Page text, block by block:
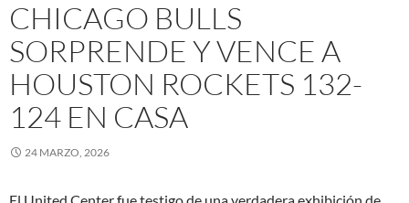
CHICAGO BULLS
SORPRENDE Y VENCE A
HOUSTON ROCKETS 132-
124 EN CASA
24 MARZO, 2026